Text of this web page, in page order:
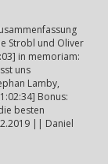
Strobl und Oliver
in memoriam:
uns
Lamby,
Bonus:
besten
|| Daniel